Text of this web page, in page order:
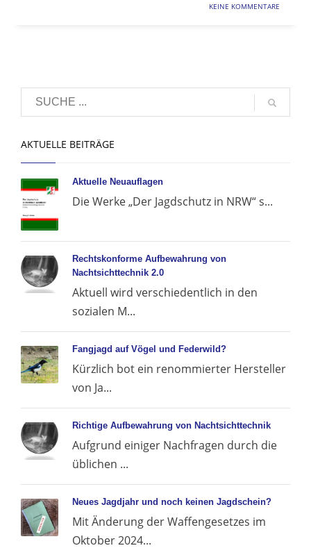
KEINE KOMMENTARE
AKTUELLE BEITRÄGE
Aktuelle Neuauflagen
Die Werke „Der Jagdschutz in NRW“ s...
Rechtskonforme Aufbewahrung von
Nachtsichttechnik 2.0
Aktuell wird verschiedentlich in den
sozialen M...
Fangjagd auf Vögel und Federwild?
Kürzlich bot ein renommierter Hersteller
von Ja...
Richtige Aufbewahrung von Nachtsichttechnik
Aufgrund einiger Nachfragen durch die
üblichen ...
Neues Jagdjahr und noch keinen Jagdschein?
Mit Änderung der Waffengesetzes im
Oktober 2024...